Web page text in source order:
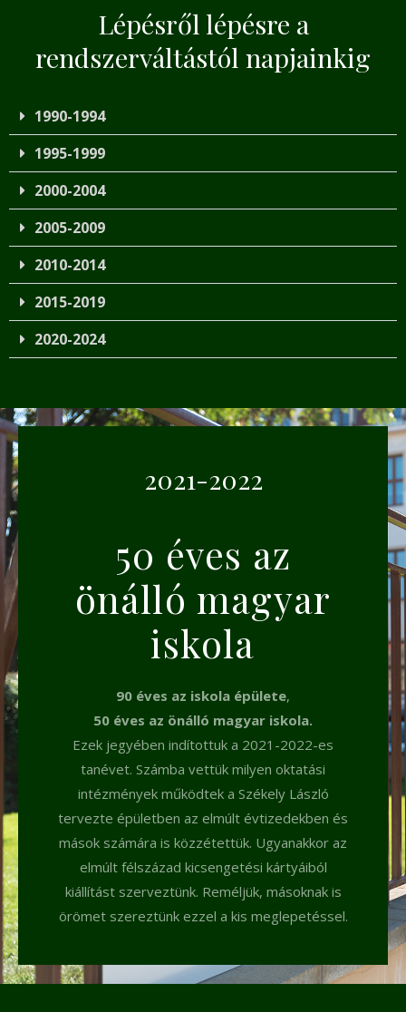
Lépésről lépésre a
rendszerváltástól napjainkig
1990-1994
1995-1999
2000-2004
2005-2009
2010-2014
2015-2019
2020-2024
2021-2022
50 éves az
önálló magyar
iskola
90 éves az iskola épülete,
50 éves az önálló magyar iskola.
Ezek jegyében indítottuk a 2021-2022-es
tanévet. Számba vettük milyen oktatási
intézmények működtek a Székely László
tervezte épületben az elmúlt évtizedekben és
mások számára is közzétettük. Ugyanakkor az
elmúlt félszázad kicsengetési kártyáiból
kiállítást szerveztünk. Reméljük, másoknak is
örömet szereztünk ezzel a kis meglepetéssel.